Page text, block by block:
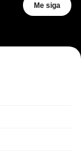
Me siga